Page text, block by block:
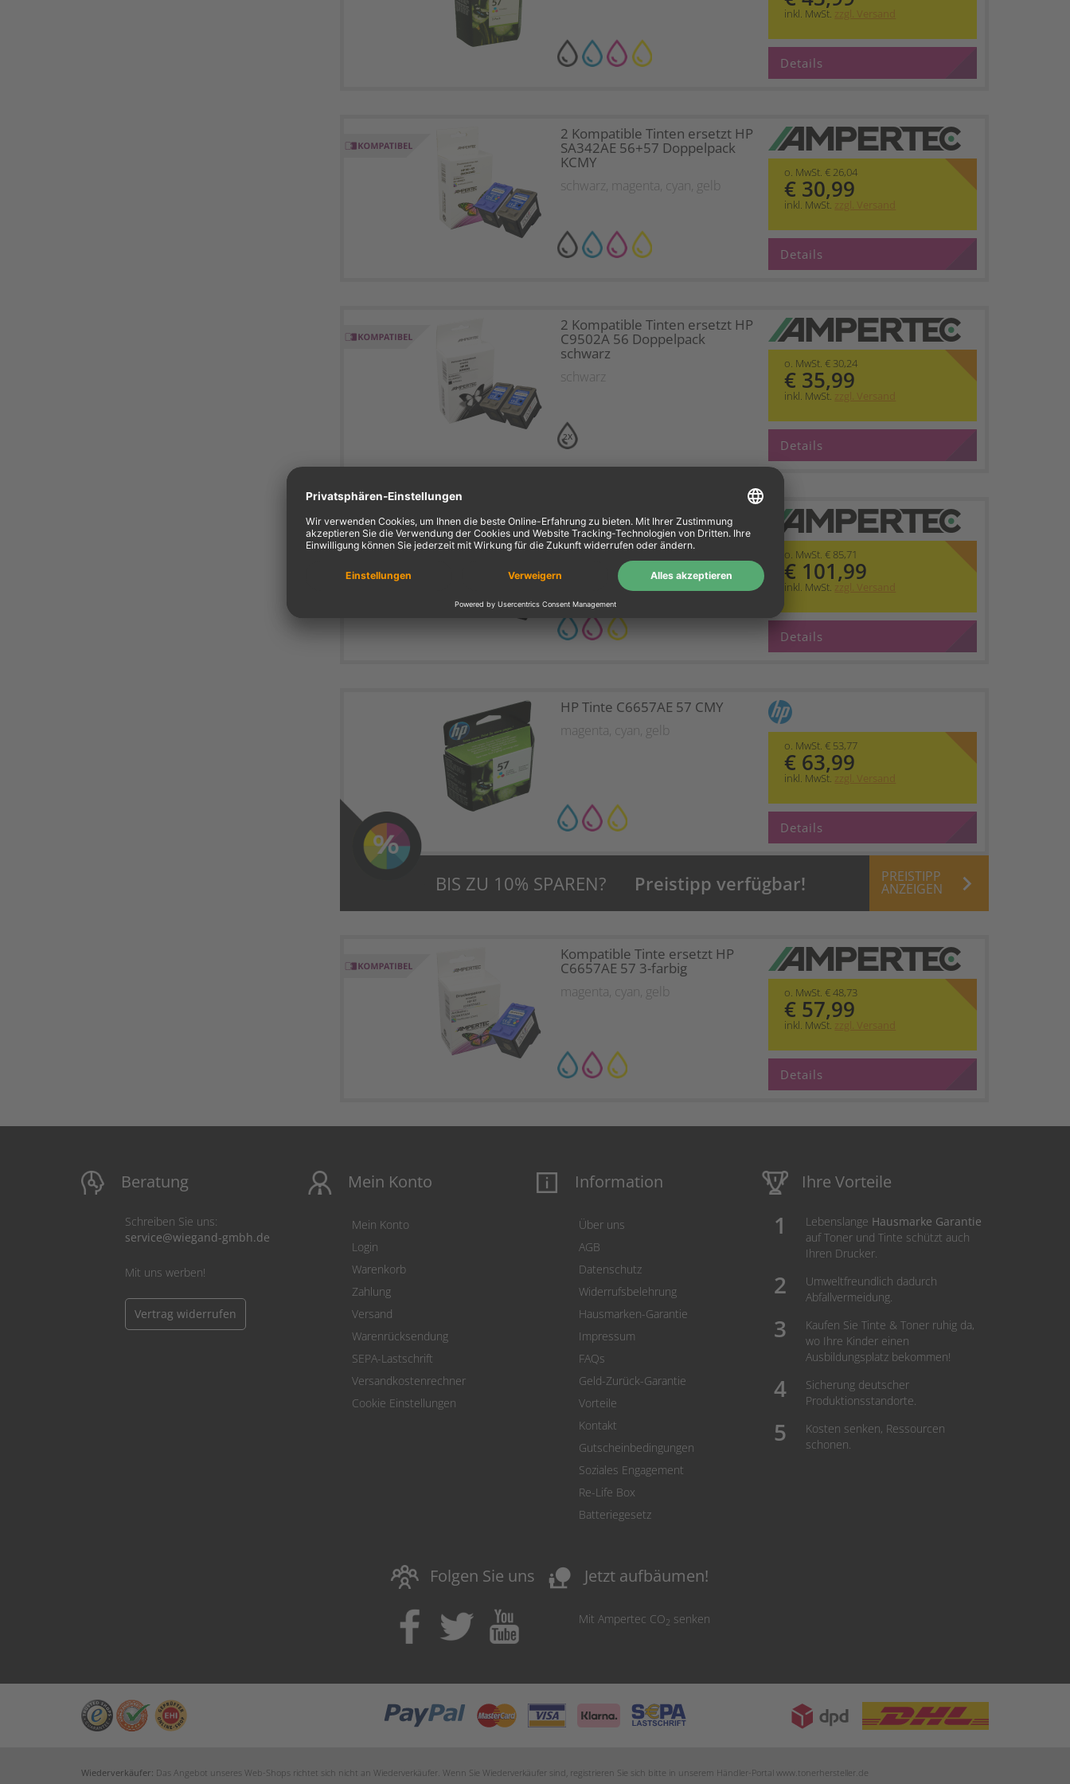
inkl. MwSt. zzgl. Versand
Details
2 Kompatible Tinten ersetzt HP
SA342AE 56+57 Doppelpack
KCMY
schwarz, magenta, cyan, gelb
o. MwSt. € 26,04
€ 30,99
inkl. MwSt. zzgl. Versand
Details
2X
2 Kompatible Tinten ersetzt HP
C9502A 56 Doppelpack
schwarz
schwarz
o. MwSt. € 30,24
€ 35,99
inkl. MwSt. zzgl. Versand
Details
2 Kompatible Tinten ersetzt HP
C9503A 57 Doppelpack CMY
magenta,cyan,gelb o. MwSt. € 85,71
€ 101,99
inkl. MwSt. zzgl. Versand
Details
HP Tinte C6657AE 57 CMY
magenta, cyan, gelb
o. MwSt. € 53,77
€ 63,99
inkl. MwSt. zzgl. Versand
Details
BIS ZU 10% SPAREN? Preistipp verfügbar! PREISTIPP
ANZEIGEN keyboard_arrow_right
Kompatible Tinte ersetzt HP
C6657AE 57 3-farbig
magenta, cyan, gelb o. MwSt. € 48,73
€ 57,99
inkl. MwSt. zzgl. Versand
Details
Beratung
Schreiben Sie uns:
service@wiegand-gmbh.de
Mit uns werben!
Vertrag widerrufen
Mein Konto
Mein Konto
Login
Warenkorb
Zahlung
Versand
Warenrücksendung
SEPA-Lastschrift
Versandkostenrechner
Cookie Einstellungen
Information
Über uns
AGB
Datenschutz
Widerrufsbelehrung
Hausmarken-Garantie
Impressum
FAQs
Geld-Zurück-Garantie
Vorteile
Kontakt
Gutscheinbedingungen
Soziales Engagement
Re-Life Box
Batteriegesetz
Ihre Vorteile
Lebenslange Hausmarke Garantie
auf Toner und Tinte schützt auch
Ihren Drucker.
Umweltfreundlich dadurch
Abfallvermeidung.
Kaufen Sie Tinte & Toner ruhig da,
wo Ihre Kinder einen
Ausbildungsplatz bekommen!
Sicherung deutscher
Produktionsstandorte.
Kosten senken, Ressourcen
schonen.
Folgen Sie uns nature_people Jetzt aufbäumen!
Mit Ampertec CO2 senken
Wiederverkäufer: Das Angebot unseres Web-Shops richtet sich nicht an Wiederverkäufer. Wenn Sie Wiederverkäufer sind, registrieren Sie sich bitte in unserem Händler-Portal www.tonerhersteller.de